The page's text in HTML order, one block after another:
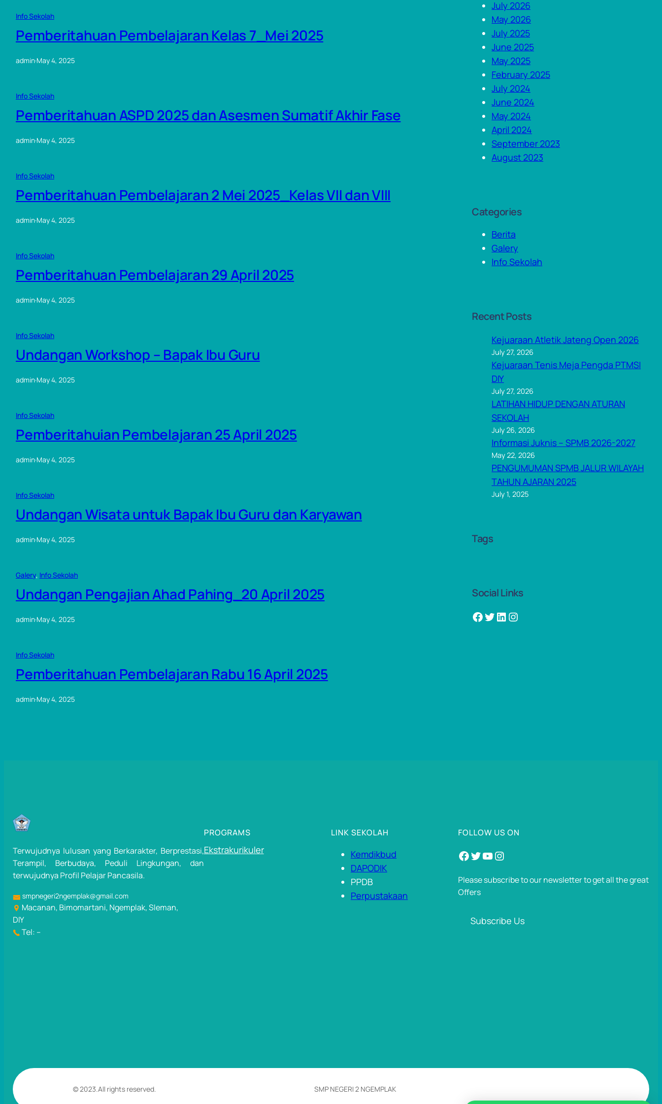
Info Sekolah
Pemberitahuan Pembelajaran Kelas 7_Mei 2025
admin·May 4, 2025
Info Sekolah
Pemberitahuan ASPD 2025 dan Asesmen Sumatif Akhir Fase
admin·May 4, 2025
Info Sekolah
Pemberitahuan Pembelajaran 2 Mei 2025_Kelas VII dan VIII
admin·May 4, 2025
Info Sekolah
Pemberitahuan Pembelajaran 29 April 2025
admin·May 4, 2025
Info Sekolah
Undangan Workshop – Bapak Ibu Guru
admin·May 4, 2025
Info Sekolah
Pemberitahuian Pembelajaran 25 April 2025
admin·May 4, 2025
Info Sekolah
Undangan Wisata untuk Bapak Ibu Guru dan Karyawan
admin·May 4, 2025
Galery, Info Sekolah
Undangan Pengajian Ahad Pahing_20 April 2025
admin·May 4, 2025
Info Sekolah
Pemberitahuan Pembelajaran Rabu 16 April 2025
admin·May 4, 2025
July 2026
May 2026
July 2025
June 2025
May 2025
February 2025
July 2024
June 2024
May 2024
April 2024
September 2023
August 2023
Categories
Berita
Galery
Info Sekolah
Recent Posts
Kejuaraan Atletik Jateng Open 2026
July 27, 2026
Kejuaraan Tenis Meja Pengda PTMSI
DIY
July 27, 2026
LATIHAN HIDUP DENGAN ATURAN
SEKOLAH
July 26, 2026
Informasi Juknis – SPMB 2026-2027
May 22, 2026
PENGUMUMAN SPMB JALUR WILAYAH
TAHUN AJARAN 2025
July 1, 2025
Tags
Social Links
Facebook Twitter LinkedIn Instagram
Terwujudnya lulusan yang Berkarakter, Berprestasi,
Terampil, Berbudaya, Peduli Lingkungan, dan
terwujudnya Profil Pelajar Pancasila.
smpnegeri2ngemplak@gmail.com
Macanan, Bimomartani, Ngemplak, Sleman,
DIY
Tel: –
PROGRAMS
Ekstrakurikuler
LINK SEKOLAH
Kemdikbud
DAPODIK
PPDB
Perpustakaan
FOLLOW US ON
Facebook Twitter YouTube Instagram
Please subscribe to our newsletter to get all the great
Offers
Subscribe Us
© 2023.All rights reserved. SMP NEGERI 2 NGEMPLAK